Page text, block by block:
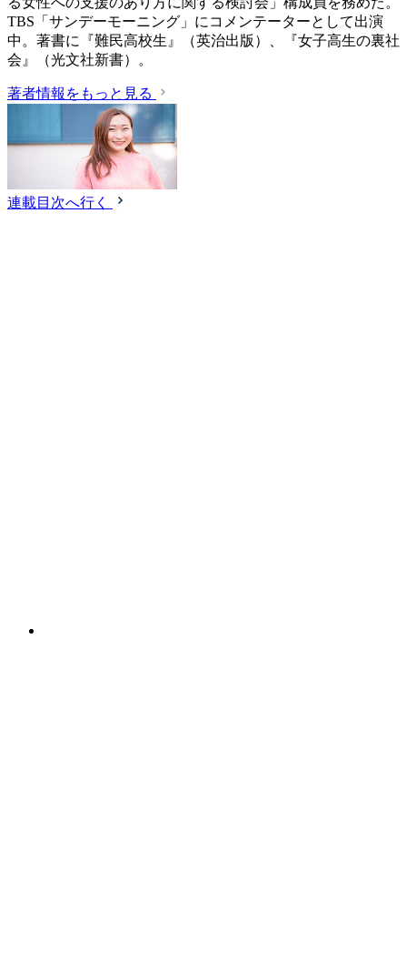
TBS「サンデーモーニング」にコメンテーターとして出演
中。著書に『難民高校生』（英治出版）、『女子高生の裏社
会』（光文社新書）。
著者情報をもっと見る
連載目次へ行く